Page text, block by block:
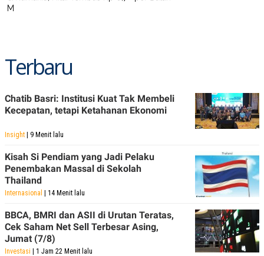
M
Terbaru
Chatib Basri: Institusi Kuat Tak Membeli
Kecepatan, tetapi Ketahanan Ekonomi
Insight | 9 Menit lalu
Kisah Si Pendiam yang Jadi Pelaku
Penembakan Massal di Sekolah
Thailand
Internasional | 14 Menit lalu
BBCA, BMRI dan ASII di Urutan Teratas,
Cek Saham Net Sell Terbesar Asing,
Jumat (7/8)
Investasi | 1 Jam 22 Menit lalu